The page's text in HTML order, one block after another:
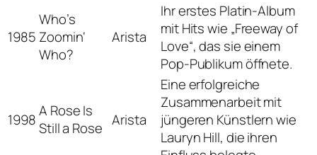
1985
Who’s
Zoomin‘
Who?
Arista
Ihr erstes Platin-Album
mit Hits wie „Freeway of
Love“, das sie einem
Pop-Publikum öffnete.
1998A Rose Is
Still a Rose Arista
Eine erfolgreiche
Zusammenarbeit mit
jüngeren Künstlern wie
Lauryn Hill, die ihren